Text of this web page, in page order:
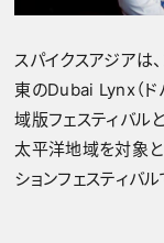
スパイクスアジアは
東のDubai Lynx（ド
域版フェスティバル
太平洋地域を対象
ションフェスティバル